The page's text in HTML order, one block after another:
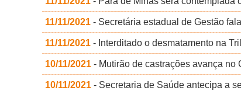
11/11/2021 - Secretária estadual de Gestão
11/11/2021 - Interditado o desmatamento na
10/11/2021 - Mutirão de castrações avança
10/11/2021 - Secretaria de Saúde antecipa a